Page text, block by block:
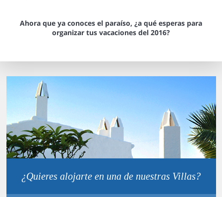
Ahora que ya conoces el paraíso, ¿a qué esperas para
organizar tus vacaciones del 2016?
¿Quieres alojarte en una de nuestras Villas?